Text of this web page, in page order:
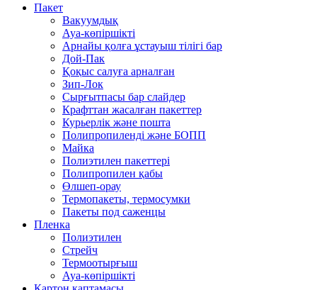
Пакет
Вакуумдық
Ауа-көпіршікті
Арнайы қолға ұстауыш тілігі бар
Дой-Пак
Қоқыс салуға арналған
Зип-Лок
Сырғытпасы бар слайдер
Крафттан жасалған пакеттер
Курьерлік және пошта
Полипропиленді және БОПП
Майка
Полиэтилен пакеттері
Полипропилен қабы
Өлшеп-орау
Термопакеты, термосумки
Пакеты под саженцы
Пленка
Полиэтилен
Стрейч
Термоотырғыш
Ауа-көпіршікті